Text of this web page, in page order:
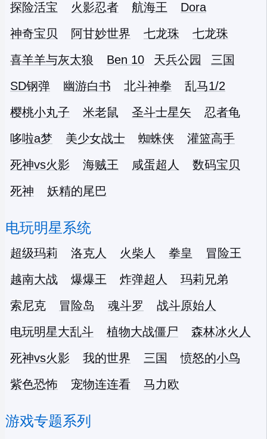
探险活宝 火影忍者 航海王
Dora
神奇宝贝
阿甘妙世界 七龙珠
七龙珠
喜羊羊与灰太狼
Ben 10 天兵公园
三国
SD钢弹
幽游白书 北斗神拳
乱马1/2
樱桃小丸子
米老鼠 圣斗士星矢
忍者龟
哆啦a梦
美少女战士 蜘蛛侠
灌篮高手
死神vs火影
海贼王 咸蛋超人
数码宝贝
死神
妖精的尾巴
电玩明星系统
超级玛莉 洛克人 火柴人 拳皇
冒险王
越南大战
爆爆王 炸弹超人
玛莉兄弟
索尼克
冒险岛 魂斗罗
战斗原始人
电玩明星大乱斗
植物大战僵尸
森林冰火人
死神vs火影
我的世界 三国
愤怒的小鸟
紫色恐怖
宠物连连看 马力欧
游戏专题系列